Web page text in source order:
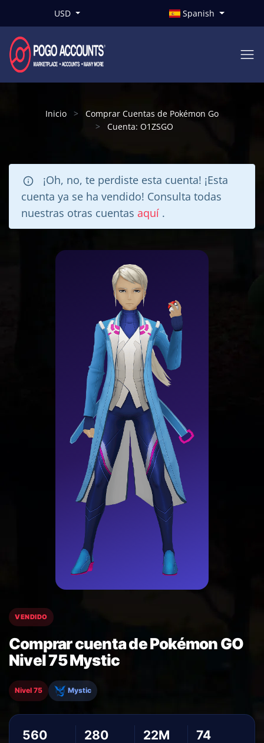
USD Spanish
Inicio
Comprar Cuentas de Pokémon Go
Cuenta: O1ZSGO
¡Oh, no, te perdiste esta cuenta! ¡Esta
cuenta ya se ha vendido! Consulta todas
nuestras otras cuentas aquí .
VENDIDO
Comprar cuenta de Pokémon GO
Nivel 75 Mystic
Nivel 75 Mystic
560 280 22M 74